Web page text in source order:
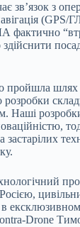
зв’язок з
фактично
пройшла шлях
розробки
Наші
Drone